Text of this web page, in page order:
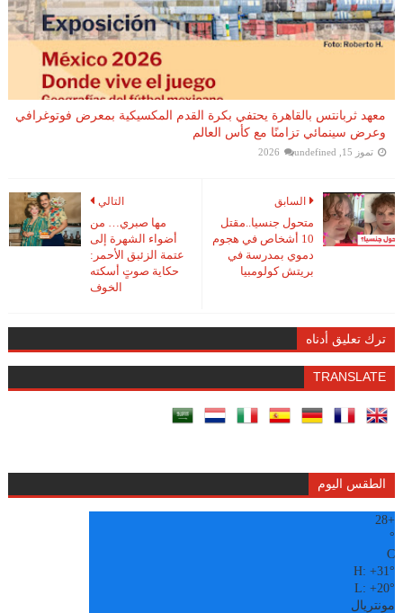
معهد ثربانتس بالقاهرة يحتفي بكرة القدم المكسيكية بمعرض فوتوغرافي
وعرض سينمائي تزامنًا مع كأس العالم
تموز 15, 2026 undefined
التالي
مها صبري… من
أضواء الشهرة إلى
عتمة الزئبق الأحمر:
حكاية صوتٍ أسكته
الخوف
السابق
متحول جنسيا..مقتل
10 أشخاص في هجوم
دموي بمدرسة في
بريتش كولومبيا
ترك تعليق أدناه
TRANSLATE
الطقس اليوم
+
28
°
C
H:+31°
L:+20°
مونتريال